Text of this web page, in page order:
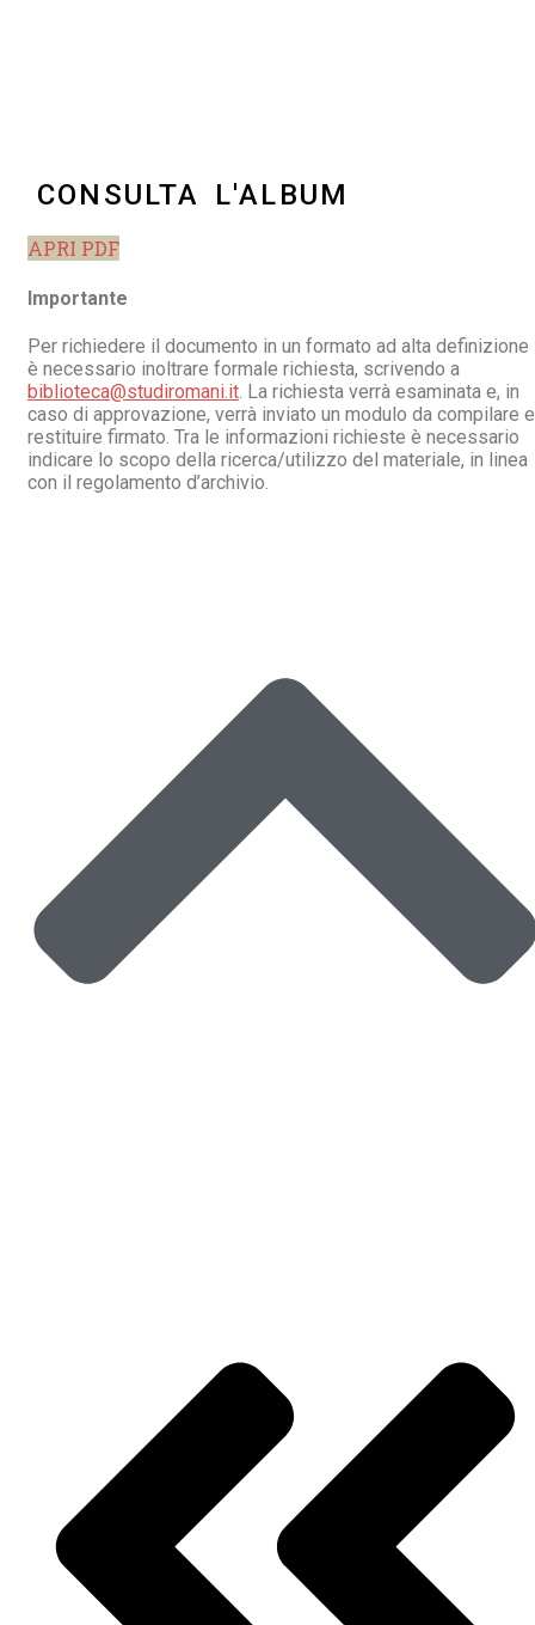
CONSULTA L'ALBUM
APRI PDF
Importante
Per richiedere il documento in un formato ad alta definizione
è necessario inoltrare formale richiesta, scrivendo a
biblioteca@studiromani.it. La richiesta verrà esaminata e, in
caso di approvazione, verrà inviato un modulo da compilare e
restituire firmato. Tra le informazioni richieste è necessario
indicare lo scopo della ricerca/utilizzo del materiale, in linea
con il regolamento d’archivio.